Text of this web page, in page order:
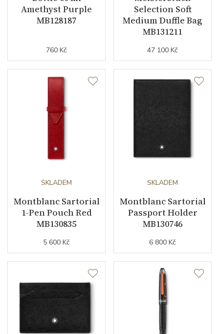
Amethyst Purple
MB128187
760 Kč
Selection Soft
Medium Duffle Bag
MB131211
47 100 Kč
SKLADEM
Montblanc Sartorial
1-Pen Pouch Red
MB130835
5 600 Kč
SKLADEM
Montblanc Sartorial
Passport Holder
MB130746
6 800 Kč